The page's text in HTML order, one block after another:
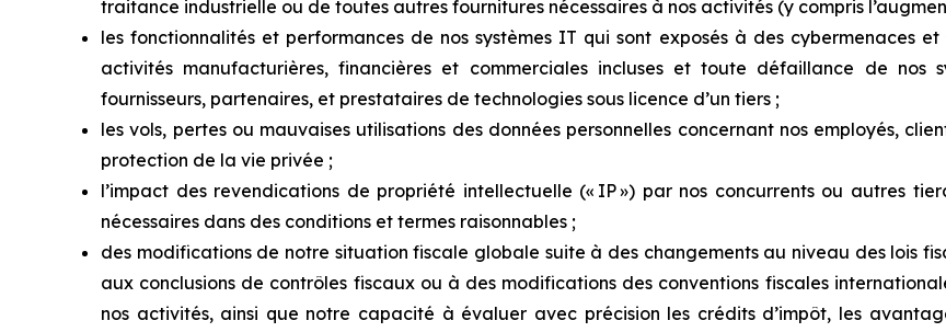
traitance industrielle ou de toutes autres fournitures nécessaires à nos activités (y compris
les fonctionnalités et performances de nos systèmes IT qui sont exposés à des cybermenaces
activités manufacturières, financières et commerciales incluses et toute défaillance de nos
fournisseurs, partenaires, et prestataires de technologies sous licence d’un tiers ;
les vols, pertes ou mauvaises utilisations des données personnelles concernant nos employés,
protection de la vie privée ;
l’impact des revendications de propriété intellectuelle (« IP ») par nos concurrents ou autres
nécessaires dans des conditions et termes raisonnables ;
des modifications de notre situation fiscale globale suite à des changements au niveau des lois
aux conclusions de contrôles fiscaux ou à des modifications des conventions fiscales
nos activités,ainsi que notre capacité à évaluer avec précision les crédits d’impôt, les